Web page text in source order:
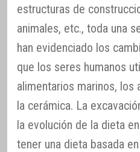
estructuras de
animales, etc., toda una
han evidenciado los
que los seres humanos
alimentarios marinos, los
la cerámica. La
la evolución de la dieta
tener una dieta basada